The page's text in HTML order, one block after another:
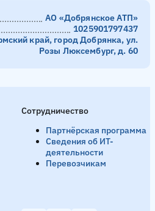
АО «Добрянское АТП»
1025901797437
край, город Добрянка, ул.
Розы Люксембург, д. 60
Сотрудничество
Партнёрская программа
Сведения об ИТ-
деятельности
Перевозчикам